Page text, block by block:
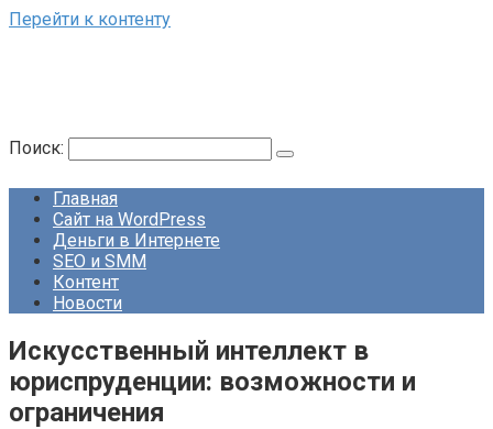
Перейти к контенту
Поиск:
Главная
Сайт на WordPress
Деньги в Интернете
SEO и SMM
Контент
Новости
Искусственный интеллект в
юриспруденции: возможности и
ограничения